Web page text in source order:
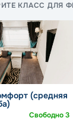
КЛАСС ДЛЯ
(средняя
Свободно3